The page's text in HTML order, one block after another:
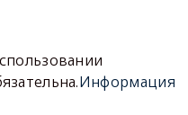
Информация